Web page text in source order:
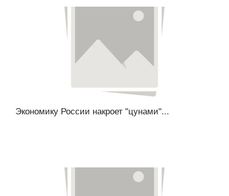
Экономику России накроет "цунами"...